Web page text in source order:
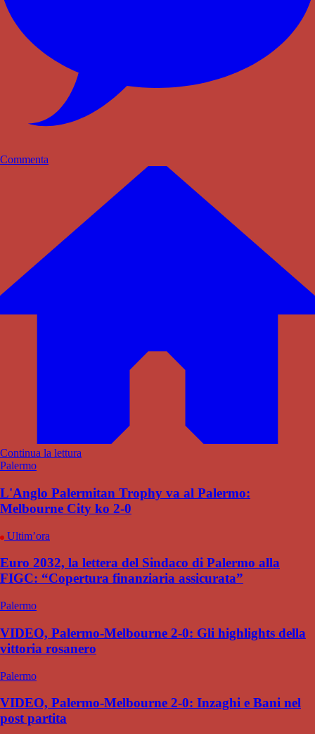
Commenta
Continua la lettura
Palermo
L'Anglo Palermitan Trophy va al Palermo:
Melbourne City ko 2-0
Ultim’ora
Euro 2032, la lettera del Sindaco di Palermo alla
FIGC: “Copertura finanziaria assicurata”
Palermo
VIDEO, Palermo-Melbourne 2-0: Gli highlights della
vittoria rosanero
Palermo
VIDEO, Palermo-Melbourne 2-0: Inzaghi e Bani nel
post partita